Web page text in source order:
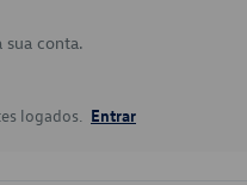
sua conta.
logados. Entrar